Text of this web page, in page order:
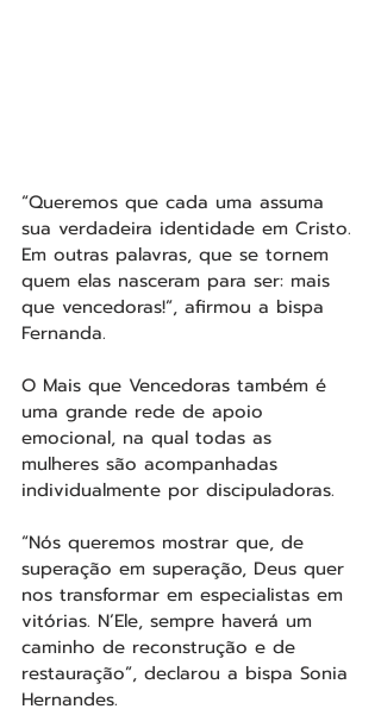
“Queremos que cada uma assuma
sua verdadeira identidade em Cristo.
Em outras palavras, que se tornem
quem elas nasceram para ser: mais
que vencedoras!”, afirmou a bispa
Fernanda.
O Mais que Vencedoras também é
uma grande rede de apoio
emocional, na qual todas as
mulheres são acompanhadas
individualmente por discipuladoras.
“Nós queremos mostrar que, de
superação em superação, Deus quer
nos transformar em especialistas em
vitórias. N’Ele, sempre haverá um
caminho de reconstrução e de
restauração”, declarou a bispa Sonia
Hernandes.